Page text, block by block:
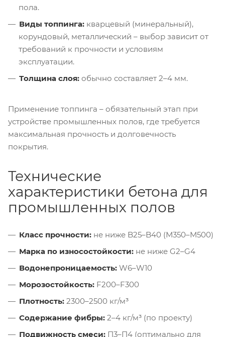
пола.
Виды топпинга: кварцевый (минеральный),
корундовый, металлический – выбор зависит от
требований к прочности и условиям
эксплуатации.
Толщина слоя: обычно составляет 2–4 мм.
Применение топпинга – обязательный этап при
устройстве промышленных полов, где требуется
максимальная прочность и долговечность
покрытия.
Технические
характеристики бетона для
промышленных полов
Класс прочности: не ниже B25–B40 (М350–М500)
Марка по износостойкости: не ниже G2–G4
Водонепроницаемость: W6–W10
Морозостойкость: F200–F300
Плотность: 2300–2500 кг/м³
Содержание фибры: 2–4 кг/м³ (по проекту)
Подвижность смеси: П3–П4 (оптимально для